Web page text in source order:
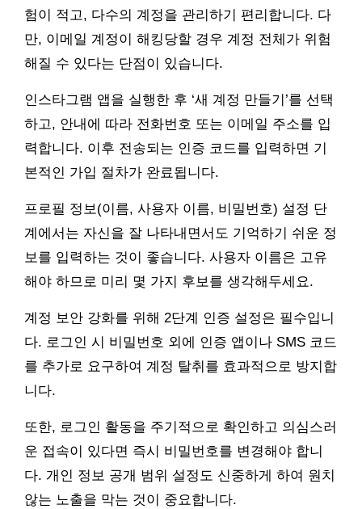
험이 적고, 다수의 계정을 관리하기 편리합니다. 다
만, 이메일 계정이 해킹당할 경우 계정 전체가 위험
해질 수 있다는 단점이 있습니다.
인스타그램 앱을 실행한 후 ‘새 계정 만들기’를 선택
하고, 안내에 따라 전화번호 또는 이메일 주소를 입
력합니다. 이후 전송되는 인증 코드를 입력하면 기
본적인 가입 절차가 완료됩니다.
프로필 정보(이름, 사용자 이름, 비밀번호) 설정 단
계에서는 자신을 잘 나타내면서도 기억하기 쉬운 정
보를 입력하는 것이 좋습니다. 사용자 이름은 고유
해야 하므로 미리 몇 가지 후보를 생각해두세요.
계정 보안 강화를 위해 2단계 인증 설정은 필수입니
다. 로그인 시 비밀번호 외에 인증 앱이나 SMS 코드
를 추가로 요구하여 계정 탈취를 효과적으로 방지합
니다.
또한, 로그인 활동을 주기적으로 확인하고 의심스러
운 접속이 있다면 즉시 비밀번호를 변경해야 합니
다. 개인 정보 공개 범위 설정도 신중하게 하여 원치
않는 노출을 막는 것이 중요합니다.